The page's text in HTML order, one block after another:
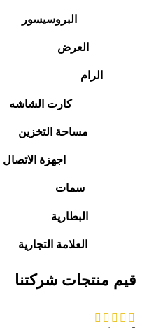
البروسيسور
العرض
الرام
كارت الشاشه
مساحة التخزين
اجهزة الاتصال
سمات
البطارية
العلامة التجارية
قيم منتجات شركتنا